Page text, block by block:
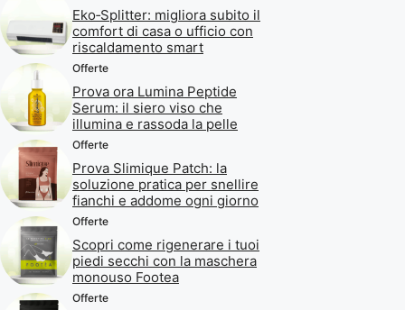
Eko‑Splitter: migliora subito il
comfort di casa o ufficio con
riscaldamento smart
Offerte
Prova ora Lumina Peptide
Serum: il siero viso che
illumina e rassoda la pelle
Offerte
Prova Slimique Patch: la
soluzione pratica per snellire
fianchi e addome ogni giorno
Offerte
Scopri come rigenerare i tuoi
piedi secchi con la maschera
monouso Footea
Offerte